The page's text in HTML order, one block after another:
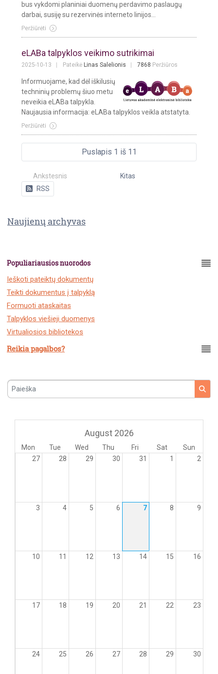
bus vykdomi planiniai duomenų perdavimo paslaugų
darbai, susiję su rezervinės interneto linijos...
Peržiūrėti
eLABa talpyklos veikimo sutrikimai
2025-10-13 Pateikė Linas Salelionis 7868 Peržiūros
Informuojame, kad dėl iškilusių
techninių problemų šiuo metu
neveikia eLABa talpykla.
Naujausia informacija: eLABa talpyklos veikla atstatyta.
Peržiūrėti
Puslapis 1 iš 11
Ankstesnis
Kitas
RSS
Naujienų archyvas
Populiariausios nuorodos
Ieškoti pateiktų dokumentų
Teikti dokumentus į talpyklą
Formuoti ataskaitas
Talpyklos viešieji duomenys
Virtualiosios bibliotekos
Reikia pagalbos?
Paieška
August 2026
Mon Tue Wed Thu Fri Sat
Sun
27
28 29 30 31 1 2
3 4 5 6 7 8 9
10 11 12 13 14 15 16
17 18 19 20 21 22 23
24 25 26 27 28 29 30